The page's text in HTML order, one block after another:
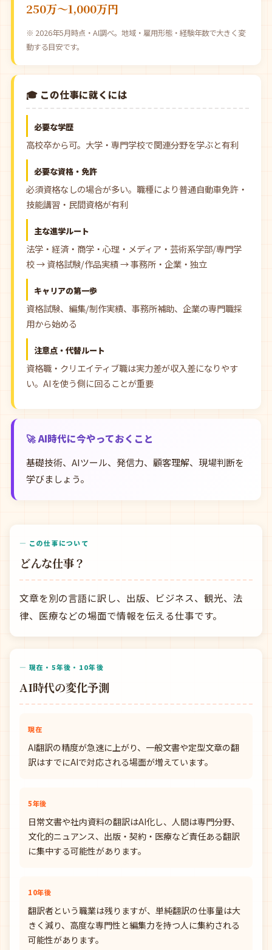
250万〜1,000万円
※ 2026年5月時点・AI調べ。地域・雇用形態・経験年数で大きく変
動する目安です。
🎓 この仕事に就くには
必要な学歴
高校卒から可。大学・専門学校で関連分野を学ぶと有利
必要な資格・免許
必須資格なしの場合が多い。職種により普通自動車免許・
技能講習・民間資格が有利
主な進学ルート
法学・経済・商学・心理・メディア・芸術系学部/専門学
校 → 資格試験/作品実績 → 事務所・企業・独立
キャリアの第一歩
資格試験、編集/制作実績、事務所補助、企業の専門職採
用から始める
注意点・代替ルート
資格職・クリエイティブ職は実力差が収入差になりやす
い。AIを使う側に回ることが重要
🚀 AI時代に今やっておくこと
基礎技術、AIツール、発信力、顧客理解、現場判断を
学びましょう。
— この仕事について
どんな仕事？
文章を別の言語に訳し、出版、ビジネス、観光、法
律、医療などの場面で情報を伝える仕事です。
— 現在・5年後・10年後
AI時代の変化予測
現在
AI翻訳の精度が急速に上がり、一般文書や定型文章の翻
訳はすでにAIで対応される場面が増えています。
5年後
日常文書や社内資料の翻訳はAI化し、人間は専門分野、
文化的ニュアンス、出版・契約・医療など責任ある翻訳
に集中する可能性があります。
10年後
翻訳者という職業は残りますが、単純翻訳の仕事量は大
きく減り、高度な専門性と編集力を持つ人に集約される
可能性があります。